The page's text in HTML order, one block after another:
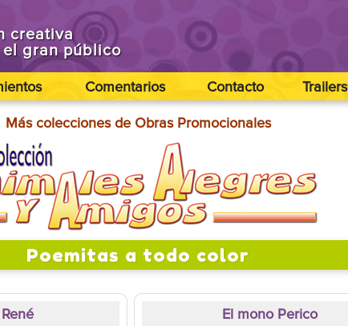
creativa
gran público
Comentarios Contacto Trailers
Más colecciones de Obras Promocionales
Poemitas a todo color
El mono Perico